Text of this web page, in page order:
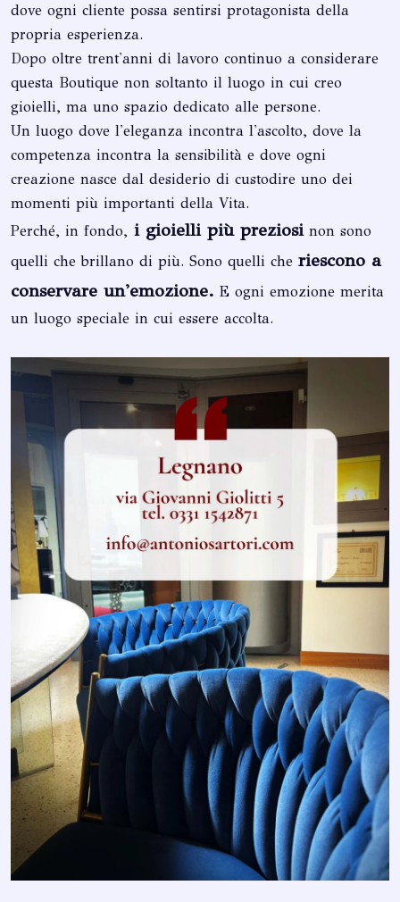
dove ogni cliente possa sentirsi protagonista della
propria esperienza.
Dopo oltre trent'anni di lavoro continuo a considerare
questa Boutique non soltanto il luogo in cui creo
gioielli, ma uno spazio dedicato alle persone.
Un luogo dove l'eleganza incontra l'ascolto, dove la
competenza incontra la sensibilità e dove ogni
creazione nasce dal desiderio di custodire uno dei
momenti più importanti della Vita.
Perché, in fondo, i gioielli più preziosi non sono
quelli che brillano di più. Sono quelli che riescono a
conservare un'emozione. E ogni emozione merita
un luogo speciale in cui essere accolta.